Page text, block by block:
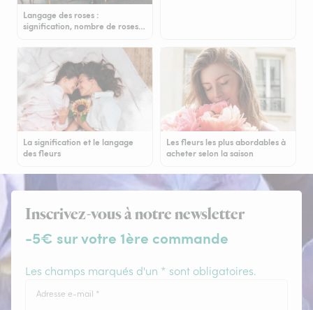
Langage des roses :
signification, nombre de roses…
La signification et le langage
des fleurs
Les fleurs les plus abordables à
acheter selon la saison
Inscrivez-vous à notre newsletter
-5€ sur votre 1ère commande
Les champs marqués d'un * sont obligatoires.
Adresse e-mail *